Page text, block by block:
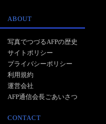
ABOUT
写真でつづるAFPの歴史
サイトポリシー
プライバシーポリシー
利用規約
運営会社
AFP通信会長ごあいさつ
CONTACT